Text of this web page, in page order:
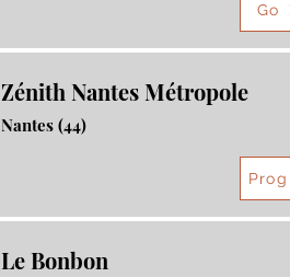
Go
Zénith Nantes Métropole
Nantes (44)
Prog
Le Bonbon